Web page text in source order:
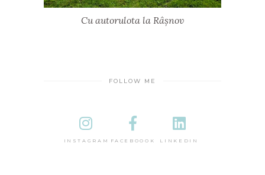
Cu autorulota la Râșnov
FOLLOW ME
INSTAGRAM FACEBOOOK LINKEDIN